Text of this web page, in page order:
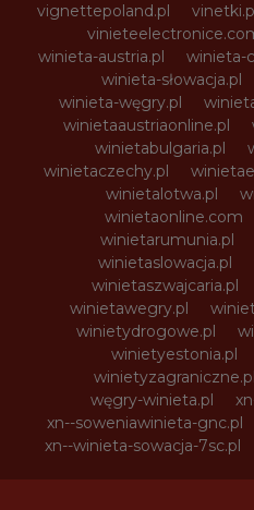
vignettepoland.pl
winieta-austria.pl
winieta-
winieta-słowacja.pl
winieta-węgry.pl
winietaaustriaonline.pl
winietabulgaria.pl
winietaczechy.pl
winietalotwa.pl
winietaonline.com
winietarumunia.pl
winietaslowacja.pl
winietaszwajcaria.pl
winietawegry.pl
winietydrogowe.pl
winietyestonia.pl
winietyzagraniczne.pl
węgry-winieta.pl
xn--soweniawinieta-gnc.pl
xn--winieta-sowacja-7sc.pl